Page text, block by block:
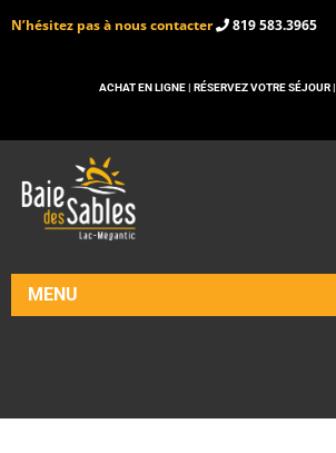
N’hésitez pas à nous contacter 819 583.3965
ACHAT EN LIGNE | RÉSERVEZ VOTRE SÉJOUR |
MENU